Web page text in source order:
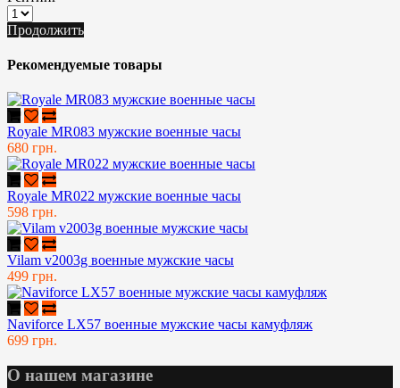
Продолжить
Рекомендуемые товары
Royale MR083 мужские военные часы
680 грн.
Royale MR022 мужские военные часы
598 грн.
Vilam v2003g военные мужские часы
499 грн.
Naviforce LX57 военные мужские часы камуфляж
699 грн.
О нашем магазине